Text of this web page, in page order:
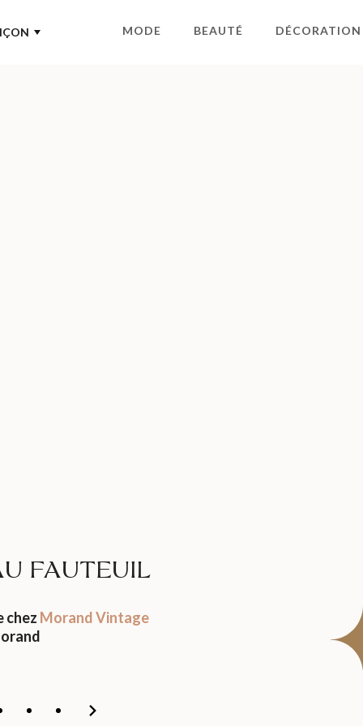
MODE BEAUTÉ DÉCORATION
FAUTEUIL
chez Morand Vintage